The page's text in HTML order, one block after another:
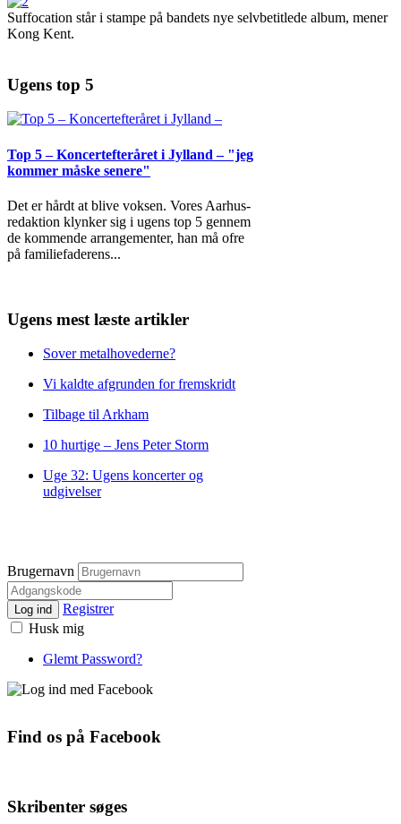
Suffocation står i stampe på bandets nye selvbetitlede album, mener
Kong Kent.
Ugens top 5
Top 5 – Koncertefteråret i Jylland – "jeg
kommer måske senere"
Det er hårdt at blive voksen. Vores Aarhus-
redaktion klynker sig i ugens top 5 gennem
de kommende arrangementer, han må ofre
på familiefaderens...
Ugens mest læste artikler
Sover metalhovederne?
Vi kaldte afgrunden for fremskridt
Tilbage til Arkham
10 hurtige – Jens Peter Storm
Uge 32: Ugens koncerter og
udgivelser
Brugernavn
Log ind
Registrer
Husk mig
Glemt Password?
Find os på Facebook
Skribenter søges